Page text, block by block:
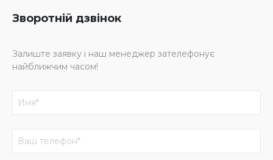
Зворотній дзвінок
Залиште заявку і наш менеджер зателефонує
найближчим часом!